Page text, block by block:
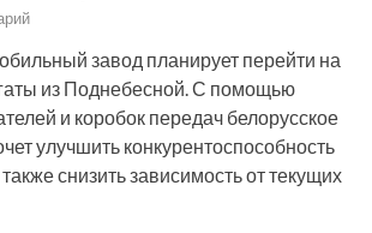
завод планирует перейти на
из Поднебесной. С помощью
и коробок передач белорусское
улучшить конкурентоспособность
снизить зависимость от текущих